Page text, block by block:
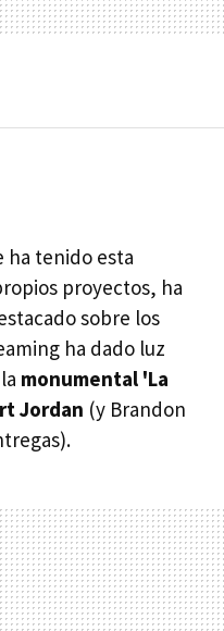
ha tenido esta
proyectos, ha
sobre los
ha dado luz
monumental 'La
Jordan (y Brandon